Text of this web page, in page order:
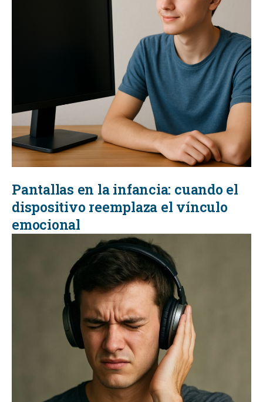
Pantallas en la infancia: cuando el
dispositivo reemplaza el vínculo
emocional